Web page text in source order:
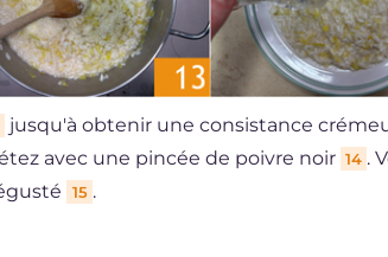
jusqu'à obtenir une consistance
avec une pincée de poivre noir 14 .
15 .